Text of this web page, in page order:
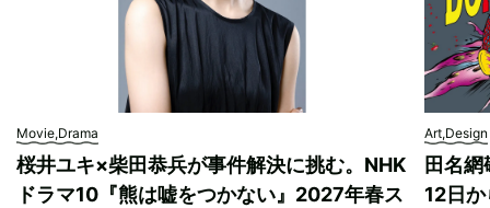
Movie,Drama
桜井ユキ×柴田恭兵が事件解決に挑む。NHK
ドラマ10『熊は嘘をつかない』2027年春ス
Art,Design
田名
12日